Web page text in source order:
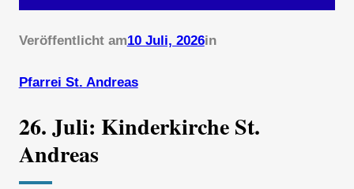
Veröffentlicht am10 Juli, 2026in
Pfarrei St. Andreas
26. Juli: Kinderkirche St.
Andreas